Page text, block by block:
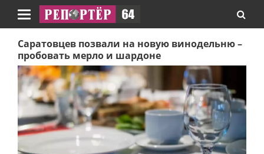
Навигация
Саратовцев позвали на новую винодельню –
пробовать мерло и шардоне